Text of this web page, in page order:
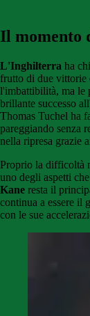
Il momento
L'Inghilterra ha
frutto di due vittorie
l'imbattibilità, ma le
brillante successo
Thomas Tuchel ha
pareggiando senza
nella ripresa grazie
Proprio la difficoltà
uno degli aspetti
Kane resta il
continua a essere il
con le sue